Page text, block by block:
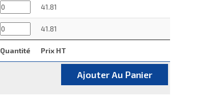
Quantité Prix HT
41.81
41.81
Ajouter Au Panier